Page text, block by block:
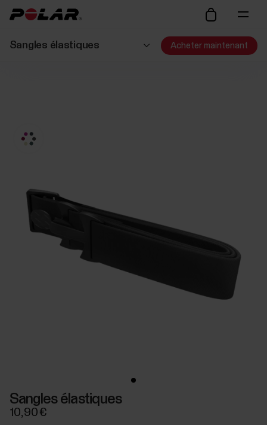
Sangles élastiques Acheter maintenant
Sangles élastiques
10,90 €